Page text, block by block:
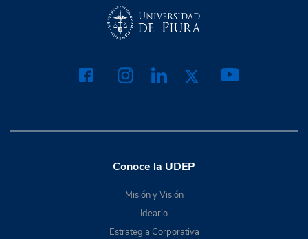
Conoce la UDEP
Misión y Visión
Ideario
Estrategia Corporativa